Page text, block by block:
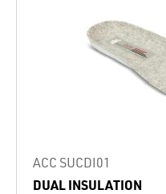
ACC SUCDI01
DUAL INSULATION